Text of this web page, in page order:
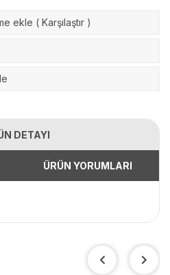
ekle ( Karşılaştır )
DETAYI
ÜRÜN YORUMLARI